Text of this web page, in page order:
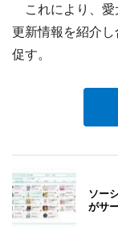
これにより、愛
更新情報を紹介
促す。
ソー
がサ